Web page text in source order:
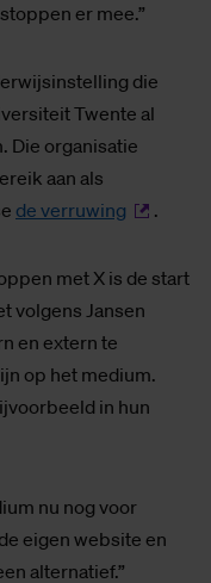
er mee.”
die
Twente al
Die organisatie
aan als
de verruwing .
met X is de start
volgens Jansen
en extern te
op het medium.
in hun
nu nog voor
eigen website en
alternatief.”